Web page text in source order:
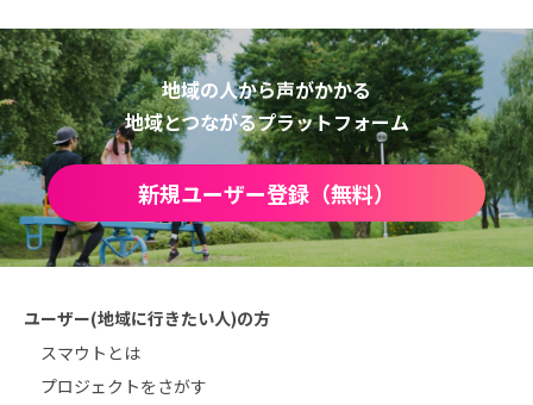
地域の人から声がかかる
地域とつながるプラットフォーム
新規ユーザー登録（無料）
ユーザー(地域に行きたい人)の方
スマウトとは
プロジェクトをさがす